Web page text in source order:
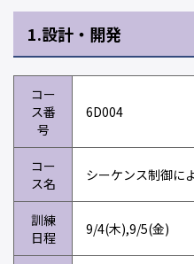
1.設計・開発
コー
ス番
号
6D004
コー
ス名
シーケンス制御に
訓練
日程
9/4(木),9/5(金)